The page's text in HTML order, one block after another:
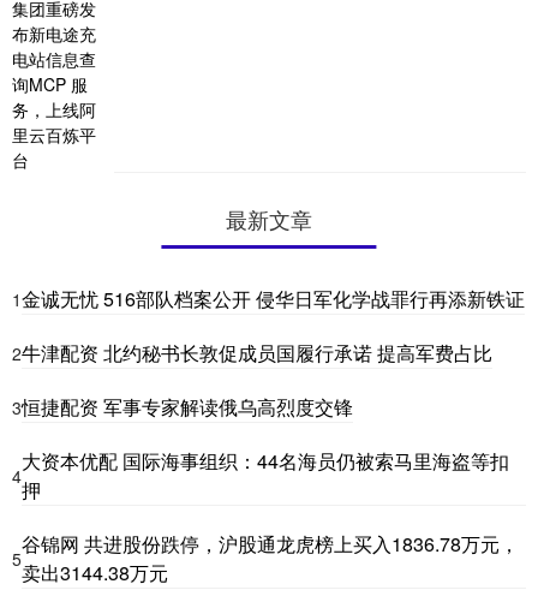
最新文章
1金诚无忧 516部队档案公开 侵华日军化学战罪行再添新铁证
2牛津配资 北约秘书长敦促成员国履行承诺 提高军费占比
3恒捷配资 军事专家解读俄乌高烈度交锋
4
大资本优配 国际海事组织：44名海员仍被索马里海盗等扣
押
5
谷锦网 共进股份跌停，沪股通龙虎榜上买入1836.78万元，
卖出3144.38万元